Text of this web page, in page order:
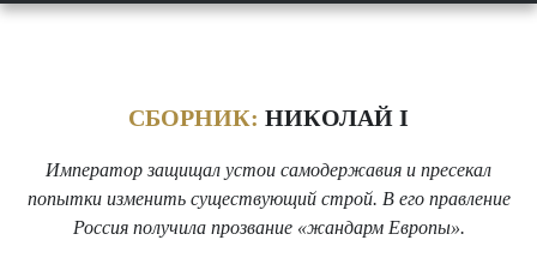
СБОРНИК: НИКОЛАЙ I
Император защищал устои самодержавия и пресекал
попытки изменить существующий строй. В его правление
Россия получила прозвание «жандарм Европы».